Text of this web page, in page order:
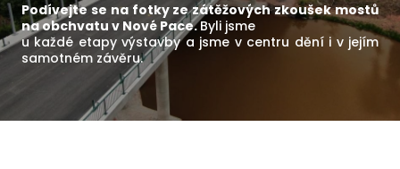
Podívejte se na fotky ze zátěžových zkoušek mostů
na obchvatu v Nové Pace.Byli jsme
u každé etapy výstavby a jsme v centru dění i v jejím
samotném závěru.